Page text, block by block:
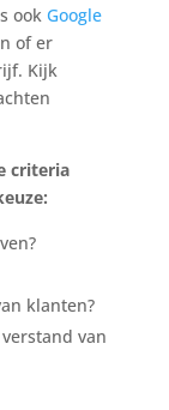
ook Google
of er
Kijk
criteria
klanten?
van